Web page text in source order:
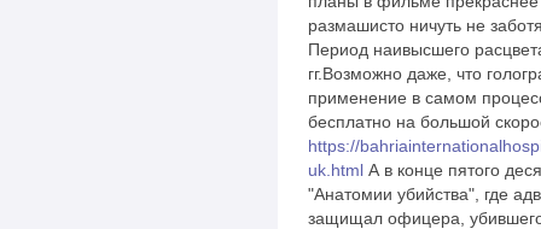
размашисто ничуть не
Период наивысшего
гг.Возможно даже, что
применение в самом
бесплатно на большой
https://
uk.html А в конце пятого
"Анатомии убийства", где
защищал офицера,